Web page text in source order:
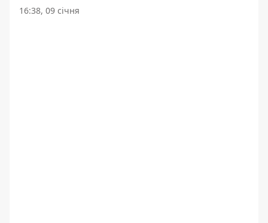
16:38, 09 січня